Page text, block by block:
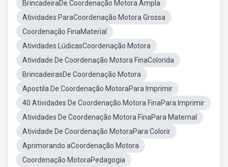
BrincadeiraDe Coordenação Motora Ampla
Atividades ParaCoordenação Motora Grossa
Coordenação FinaMaterial
Atividades LúdicasCoordenação Motora
Atividade De Coordenação Motora FinaColorida
BrincadeirasDe Coordenação Motora
Apostila De Coordenação MotoraPara Imprimir
40 Atividades De Coordenação Motora FinaPara Imprimir
Atividades De Coordenação Motora FinaPara Maternal
Atividade De Coordenação MotoraPara Colorir
Aprimorando aCoordenação Motora
Coordenação MotoraPedagogia